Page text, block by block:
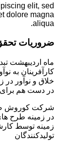
elit, sed
dolore magna
aliqua.
ضروریات
ماه اردیبهشت
کارآفرینان به
خلاق و نوآور
در دست هم برای
شرکت کوروش
در زمینه طرح
زمینه توسط
تولیدکنندگان